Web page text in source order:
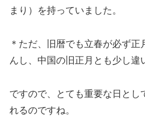
まり）を持っていました。
＊ただ、旧暦でも立春が必ず
んし、中国の旧正月とも少し違
ですので、とても重要な日とし
れるのですね。